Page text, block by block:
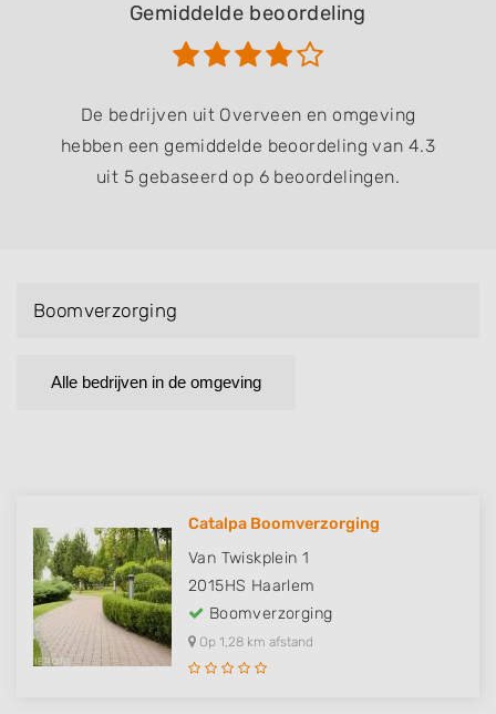
Gemiddelde beoordeling
De bedrijven uit Overveen en omgeving
hebben een gemiddelde beoordeling van 4.3
uit 5 gebaseerd op 6 beoordelingen.
Boomverzorging
Alle bedrijven in de omgeving
Catalpa Boomverzorging
Van Twiskplein 1
2015HS Haarlem
Boomverzorging
Op 1,28 km afstand